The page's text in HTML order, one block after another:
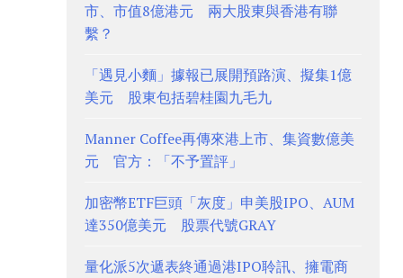
市、市值8億港元 兩大股東與香港有聯
繫？
「遇見小麵」據報已展開預路演、擬集1億
美元 股東包括碧桂園九毛九
Manner Coffee再傳來港上市、集資數億美
元 官方：「不予置評」
加密幣ETF巨頭「灰度」申美股IPO、AUM
達350億美元 股票代號GRAY
量化派5次遞表終通過港IPO聆訊、擁電商